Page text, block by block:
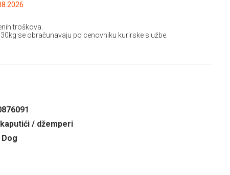
do: 15.08.2026
troškova.
se obračunavaju po cenovniku kurirske službe.
/ džemperi